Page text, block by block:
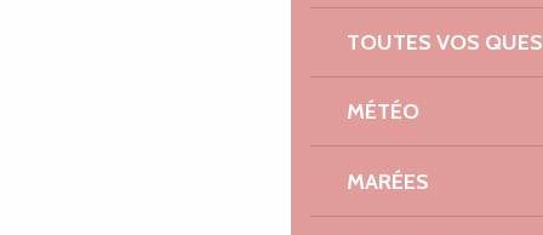
TOUTES VOS
MÉTÉO
MARÉES
MARINE